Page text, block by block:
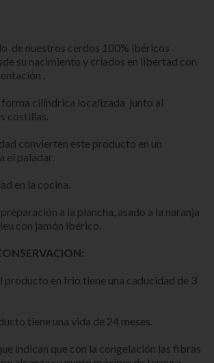
de nuestros cerdos 100% ibéricos
su nacimiento y criados en libertad con
.
forma cilíndrica localizada junto al
costillas.
convierten este producto en un
el paladar.
en la cocina.
a la plancha, asado a la naranja
con jamón ibérico.
producto en frio tiene una caducidad de 3
tiene una vida de 24 meses.
indican que con la congelación las fibras